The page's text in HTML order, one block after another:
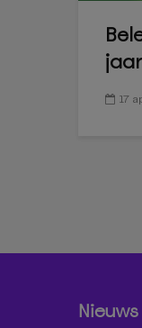
17
Nieuws